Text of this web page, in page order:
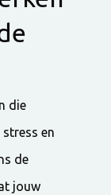
die
en
de
jouw